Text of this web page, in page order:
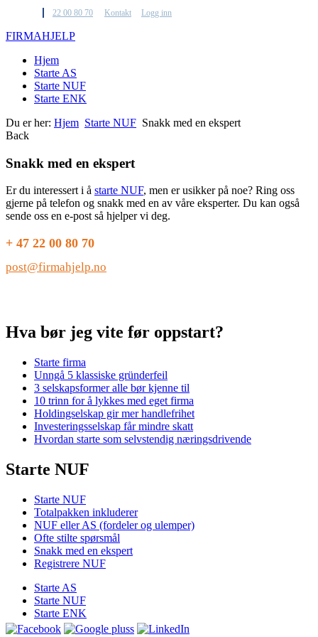
22 00 80 70 Kontakt Logg inn
FIRMAHJELP
Hjem
Starte AS
Starte NUF
Starte ENK
Du er her: Hjem Starte NUF Snakk med en ekspert
Back
Snakk med en ekspert
Er du interessert i å starte NUF, men er usikker på noe? Ring oss
gjerne på telefon og snakk med en av våre eksperter. Du kan også
sende oss en e-post så hjelper vi deg.
+ 47 22 00 80 70
post@firmahjelp.no
Hva bør jeg vite før oppstart?
Starte firma
Unngå 5 klassiske gründerfeil
3 selskapsformer alle bør kjenne til
10 trinn for å lykkes med eget firma
Holdingselskap gir mer handlefrihet
Investeringsselskap får mindre skatt
Hvordan starte som selvstendig næringsdrivende
Starte NUF
Starte NUF
Totalpakken inkluderer
NUF eller AS (fordeler og ulemper)
Ofte stilte spørsmål
Snakk med en ekspert
Registrere NUF
Starte AS
Starte NUF
Starte ENK